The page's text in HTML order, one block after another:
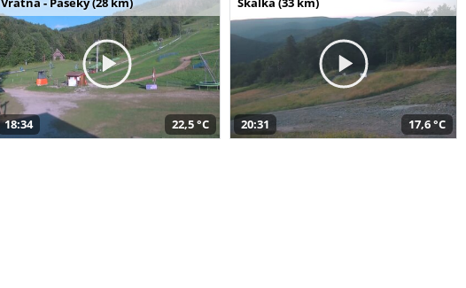
18:34 22,5 °C 20:31 17,6 °C